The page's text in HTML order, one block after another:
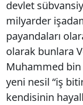
devlet
milyarder
payandaları
olarak bunlara
Muhammed bin
yeni nesil “iş
kendisinin